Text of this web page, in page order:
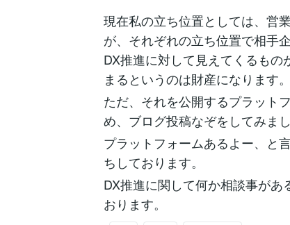
現在私の立ち位置としては、営
が、それぞれの立ち位置で相手
DX推進に対して見えてくるも
まるというのは財産になります。
ただ、それを公開するプラット
め、ブログ投稿なぞをしてみまし
プラットフォームあるよー、と
ちしております。
DX推進に関して何か相談事が
おります。